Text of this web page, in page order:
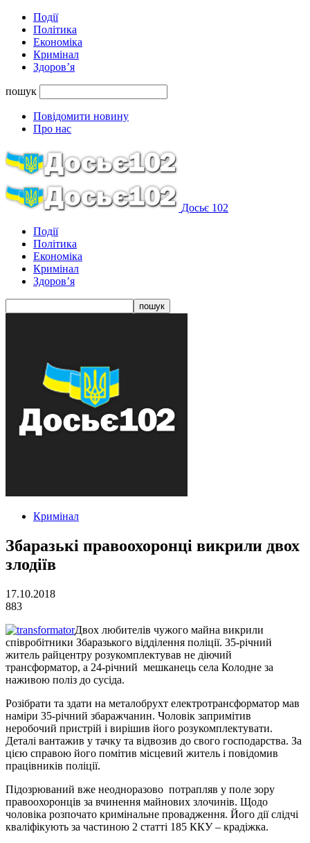
Події
Політика
Економіка
Кримінал
Здоров’я
пошук
Повідомити новину
Про нас
Досьє 102
Події
Політика
Економіка
Кримінал
Здоров’я
Кримінал
Збаразькі правоохоронці викрили двох
злодіїв
17.10.2018
883
Двох любителів чужого майна викрили
співробітники Збаразького відділення поліції. 35-річний
житель райцентру розукомплектував не діючий
трансформатор, а 24-річний мешканець села Колодне за
наживою поліз до сусіда.
Розібрати та здати на металобрухт електротрансформатор мав
наміри 35-річний збаражчанин. Чоловік запримітив
неробочий пристрій і вирішив його розукомплектувати.
Деталі вантажив у тачку та відвозив до свого господарства. За
цією справою його помітив місцевий житель і повідомив
працівників поліції.
Підозрюваний вже неодноразово потрапляв у поле зору
правоохоронців за вчинення майнових злочинів. Щодо
чоловіка розпочато кримінальне провадження. Його дії слідчі
кваліфікують за частиною 2 статті 185 ККУ – крадіжка.